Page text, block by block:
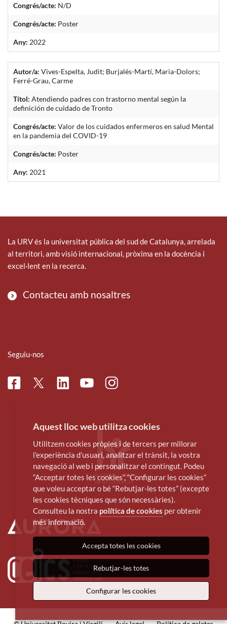
Congrés/acte: N/D
Congrés/acte: Poster
Any: 2022
Autor/a: Vives-Espelta, Judit; Burjalés-Martí, Maria-Dolors;
Ferré-Grau, Carme
Títol: Atendiendo padres con trastorno mental según la
definición de cuidado de Tronto
Congrés/acte: Valor de los cuidados enfermeros en salud Mental
en la pandemia del COVID-19
Congrés/acte: Poster
Any: 2021
La URV és la universitat pública del sud de Catalunya, arrelada
al territori, amb visió internacional, pròxima en la docència i
excel·lent en la recerca.
Contacteu amb nosaltres
Seguiu-nos
FacebookTwitterLinkedinYoutubeInstagram
Aquest lloc web utilitza cookies
Utilitzem cookies pròpies i de tercers per millorar
l’experiència d’usuari, analitzar el trànsit, la vostra
navegació al web i personalitzar el contingut. Podeu
“Acceptar totes les cookies”, “Configurar les cookies”
que voleu acceptar o bé “Rebutjar-les totes” (excepte
les cookies tècniques que són necessàries).
Consulteu la nostra política de cookies per obtenir
més informació.
Accepta totes les cookies
Rebutjar-les totes
Configurar les cookies